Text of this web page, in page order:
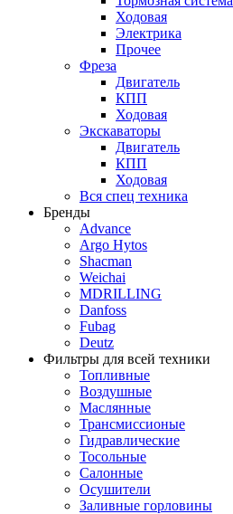
Ходовая
Электрика
Прочее
Фреза
Двигатель
КПП
Ходовая
Экскаваторы
Двигатель
КПП
Ходовая
Вся спец техника
Бренды
Advance
Argo Hytos
Shacman
Weichai
MDRILLING
Danfoss
Fubag
Deutz
Фильтры для всей техники
Топливные
Воздушные
Маслянные
Трансмиссионые
Гидравлические
Тосольные
Салонные
Осушители
Заливные горловины